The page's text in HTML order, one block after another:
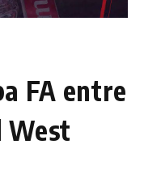
FA entre
West